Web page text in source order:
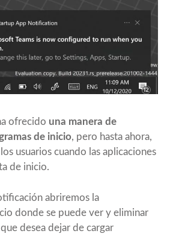
ofrecido una manera de
de inicio, pero hasta ahora,
usuarios cuando las aplicaciones
de inicio.
abriremos la
donde se puede ver y eliminar
desea dejar de cargar